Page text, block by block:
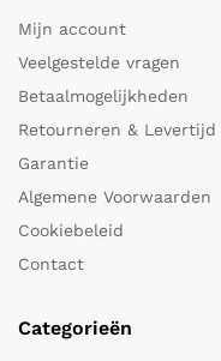
Mijn account
Veelgestelde vragen
Betaalmogelijkheden
Retourneren & Levertijd
Garantie
Algemene Voorwaarden
Cookiebeleid
Contact
Categorieën